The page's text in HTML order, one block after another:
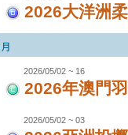
2026大洋洲
2026/05/02 ~ 16
2026年澳門
2026/05/02 ~ 03